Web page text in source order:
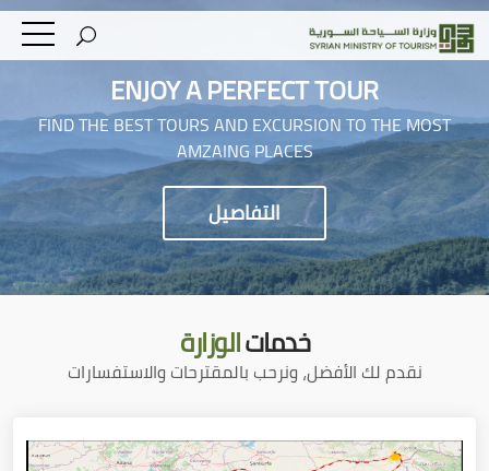
ENJOY A PERFECT TOUR
FIND THE BEST TOURS AND EXCURSION TO THE MOST
AMZAING PLACES
التفاصيل
خدماتالوزارة
نقدم لك الأفضل، ونرحب بالمقترحات والاستفسارات